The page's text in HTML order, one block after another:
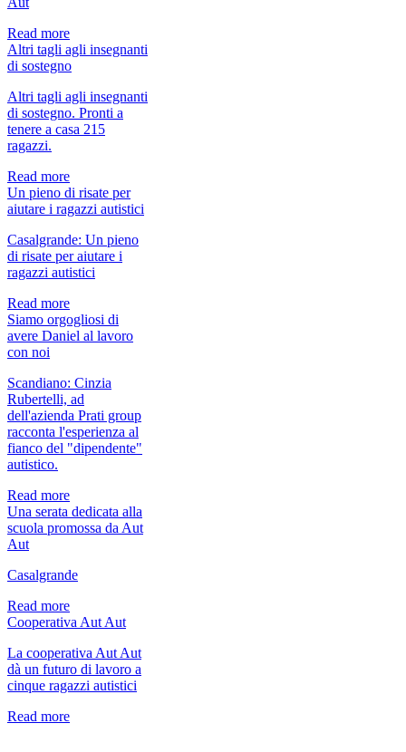
Read more
Altri tagli agli insegnanti
di sostegno
Altri tagli agli insegnanti
di sostegno. Pronti a
tenere a casa 215
ragazzi.
Read more
Un pieno di risate per
aiutare i ragazzi autistici
Casalgrande: Un pieno
di risate per aiutare i
ragazzi autistici
Read more
Siamo orgogliosi di
avere Daniel al lavoro
con noi
Scandiano: Cinzia
Rubertelli, ad
dell'azienda Prati group
racconta l'esperienza al
fianco del "dipendente"
autistico.
Read more
Una serata dedicata alla
scuola promossa da Aut
Aut
Casalgrande
Read more
Cooperativa Aut Aut
La cooperativa Aut Aut
dà un futuro di lavoro a
cinque ragazzi autistici
Read more
di sempre, il comico
Ti aspettiamo
mercoledì il 9 ottobre
alle ore 21:00 presso
Rizza 19 a
Casalgrande (Reggio
Emilia), per festeggiare
insieme questo
importante
anniversario. Le nostre
famiglie saranno felici
di condividere con te
questa serata speciale.
Info e prenotazioni
333.3983005 presso
Planet-Aut – via Santa
Rizza 19 Casalgrande
Per motivi
organizzativi, si chiede
di voler cortesemente
presenza entro e non
oltre il 02.10.2024 a:
planetaut.pizzeria@gmail.com
tel. n. 333-3983005 -
View details...
del Cuore raggiunge
Rubiera, Castellarano,
Casalgrande,
Scandiano, Viano e
generosità degli
consegnato in
comodato d’uso
Ducato. Destinatario:
l’Associazione AUT
AUT Reggio Emilia,
cooperare in stretta